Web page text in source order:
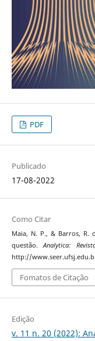
PDF
Publicado
17-08-2022
Como Citar
Maia, N. P., & Barros, R.
questão.Analytica:
http://
Fomatos de Citação
Edição
v. 11 n. 20 (2022):